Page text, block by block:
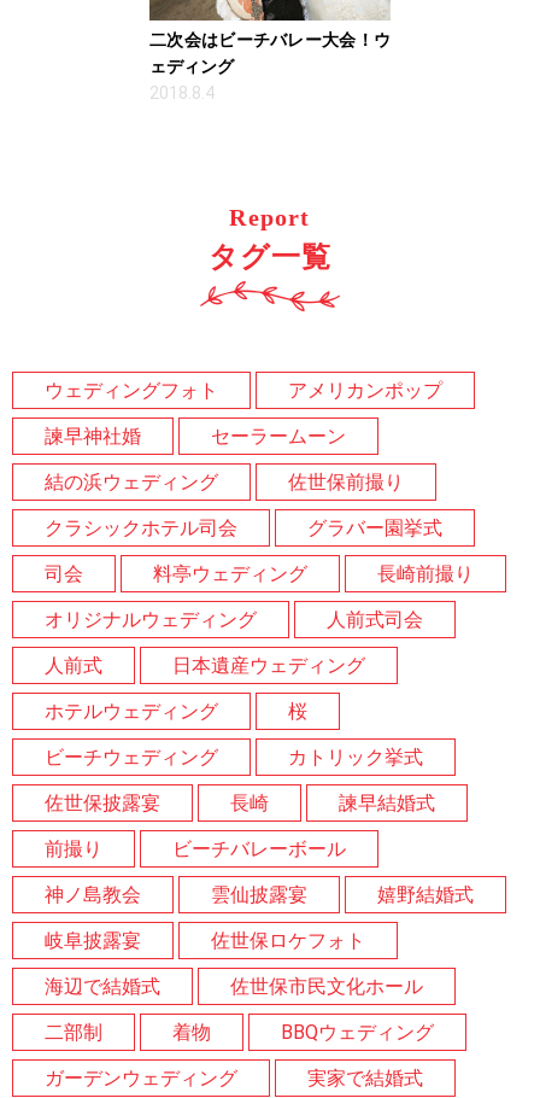
二次会はビーチバレー大会！ウ
ェディング
2018.8.4
Report
タグ一覧
ウェディングフォト
アメリカンポップ
諫早神社婚
セーラームーン
結の浜ウェディング
佐世保前撮り
クラシックホテル司会
グラバー園挙式
司会
料亭ウェディング
長崎前撮り
オリジナルウェディング
人前式司会
人前式
日本遺産ウェディング
ホテルウェディング
桜
ビーチウェディング
カトリック挙式
佐世保披露宴
長崎
諫早結婚式
前撮り
ビーチバレーボール
神ノ島教会
雲仙披露宴
嬉野結婚式
岐阜披露宴
佐世保ロケフォト
海辺で結婚式
佐世保市民文化ホール
二部制
着物
BBQウェディング
ガーデンウェディング
実家で結婚式